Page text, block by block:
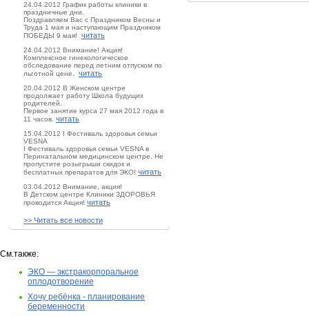
24.04.2012 График работы клиники в
праздничные дни.
Поздравляем Вас с Праздником Весны и
Труда 1 мая и наступающим Праздником
ПОБЕДЫ 9 мая! читать
24.04.2012 Внимание! Акция!
Комплексное гинекологическое
обследование перед летним отпуском по
льготной цене. читать
20.04.2012 В Женском центре
продолжает работу Школа будущих
родителей.
Первое занятие курса 27 мая 2012 года в
11 часов. читать
15.04.2012 I Фестиваль здоровья семьи
VESNA
I Фестиваль здоровья семьи VESNA в
Перинатальном медицинском центре. Не
пропустите розыгрыши скидок и
бесплатных препаратов для ЭКО! читать
03.04.2012 Внимание, акция!
В Детском центре Клиники ЗДОРОВЬЯ
проводится Акция! читать
>> Читать все новости
См.также:
ЭКО — экстракорпоральное
оплодотворение
Хочу ребёнка - планирование
беременности